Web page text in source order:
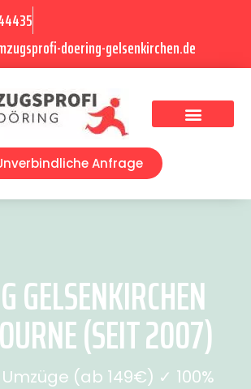
doering-gelsenkirchen.de
Anfrage
GELSENKIRCHEN
(SEIT 2007)
(ab 149€) ✓ 100%